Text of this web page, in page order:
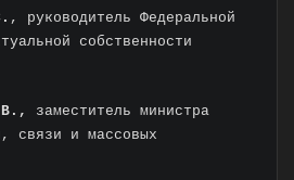
, руководитель Федеральной
собственности
заместитель министра
связи и массовых